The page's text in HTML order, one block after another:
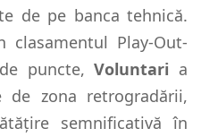
de pe banca tehnică.
Play-Out-
puncte,Voluntari a
zona retrogradării,
semnificativă în